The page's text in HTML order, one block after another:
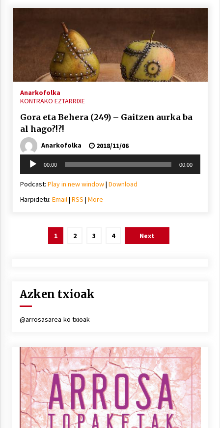
Anarkofolka
KONTRAKO EZTARRIXE
Gora eta Behera (249) – Gaitzen aurka ba
al hago?!?!
Anarkofolka
2018/11/06
Soinu
erreproduzigailua
00:00 00:00
Podcast: Play in new window| Download
Harpidetu: Email| RSS | More
1 2 3 4 Next
Azken txioak
@arrosasarea-ko txioak